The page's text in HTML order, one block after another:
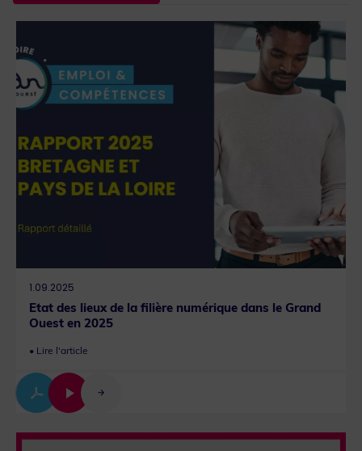
1.09.2025
Etat des lieux de la filière numérique dans le Grand
Ouest en 2025
Que recherchez-vous ?